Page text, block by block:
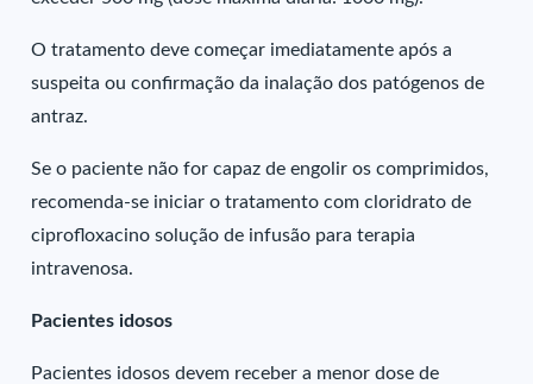
O tratamento deve começar imediatamente após a
suspeita ou confirmação da inalação dos patógenos de
antraz.
Se o paciente não for capaz de engolir os comprimidos,
recomenda-se iniciar o tratamento com cloridrato de
ciprofloxacino solução de infusão para terapia
intravenosa.
Pacientes idosos
Pacientes idosos devem receber a menor dose de